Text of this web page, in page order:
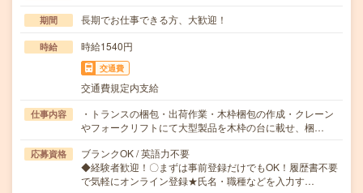
期間 長期でお仕事できる方、大歓迎！
時給 時給1540円
交通費
交通費規定内支給
仕事内容
・トランスの梱包・出荷作業・木枠梱包の作成・クレーン
やフォークリフトにて大型製品を木枠の台に載せ、梱…
応募資格
ブランクOK / 英語力不要
◆経験者歓迎！〇まずは事前登録だけでもOK！履歴書不要
で気軽にオンライン登録★氏名・職種などを入力す…